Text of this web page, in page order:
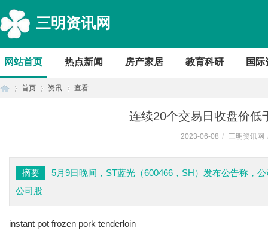
三明资讯网
网站首页 热点新闻 房产家居 教育科研 国际
首页 资讯 查看
连续20个交易日收盘价低
2023-06-08 / 三明资讯网
摘要
5月9日晚间，ST蓝光（600466，SH）发布公告称，
公司股
instant pot frozen pork tenderloin